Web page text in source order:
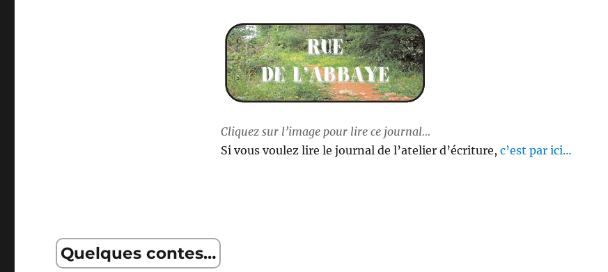
Cliquez sur l’image pour lire ce journal…
Si vous voulez lire le journal de l’atelier d’écriture, c’est par ici…
Quelques contes…